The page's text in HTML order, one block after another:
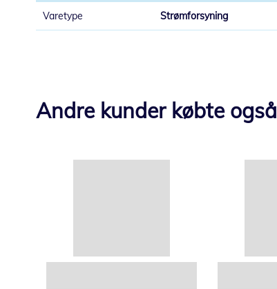
Strømforsyning
Andre kunder købte også